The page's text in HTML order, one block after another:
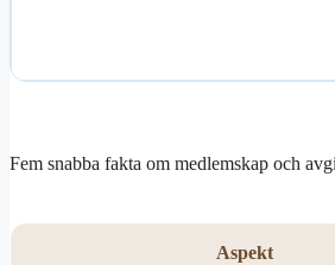
Fem snabba fakta om medlemskap och
Aspekt